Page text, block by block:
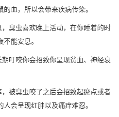
血，所以会带来疾病传染。
臭虫喜欢晚上活动，在你睡着的时
能安息。
叮咬你会招致你呈现贫血、神经衰
被臭虫咬了之后会招致起瘀点或者
会呈现红肿以及痛痒难忍。